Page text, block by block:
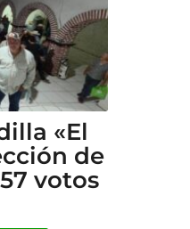
«El
de
votos